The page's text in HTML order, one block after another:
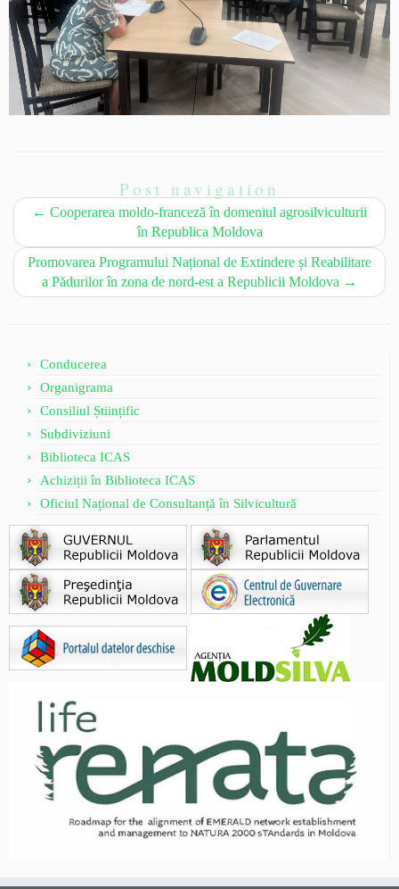
Post navigation
← Cooperarea moldo-franceză în domeniul agrosilviculturii
în Republica Moldova
Promovarea Programului Național de Extindere și Reabilitare
a Pădurilor în zona de nord-est a Republicii Moldova →
Conducerea
Organigrama
Consiliul Științific
Subdiviziuni
Biblioteca ICAS
Achiziții în Biblioteca ICAS
Oficiul Național de Consultanță în Silvicultură